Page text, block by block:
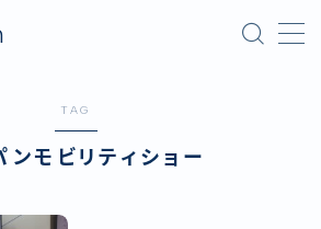
スポ
TAG
ンモビリティショー